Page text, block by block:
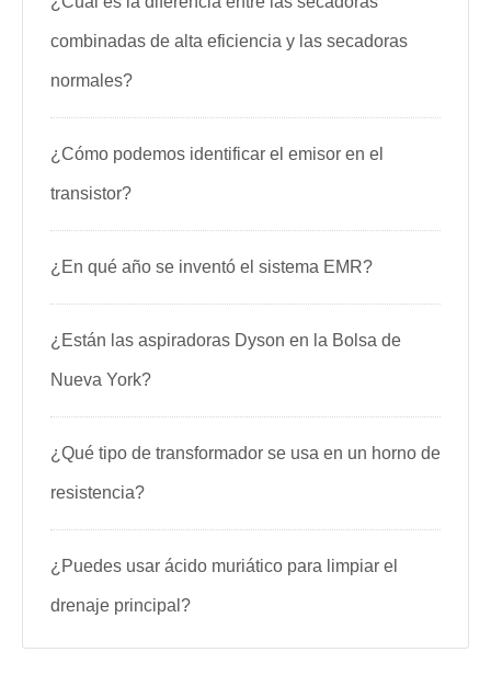
combinadas de alta eficiencia y las secadoras
normales?
¿Cómo podemos identificar el emisor en el
transistor?
¿En qué año se inventó el sistema EMR?
¿Están las aspiradoras Dyson en la Bolsa de
Nueva York?
¿Qué tipo de transformador se usa en un horno de
resistencia?
¿Puedes usar ácido muriático para limpiar el
drenaje principal?